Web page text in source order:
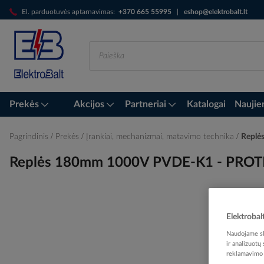
El. parduotuvės aptarnavimas: +370 665 55995 eshop@elektrobalt.lt
Skip
to
Content
Prekės Akcijos Partneriai Katalogai
Pagrindinis Prekės Įrankiai, mechanizmai, matavimo technika Replės
Replės 180mm 1000V PVDE-K1 -
Naudojame
ir analizuotų
reklamavimo